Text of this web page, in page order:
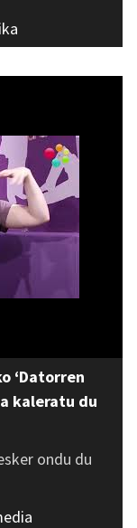
‘Datorren
kaleratu du
ondu du